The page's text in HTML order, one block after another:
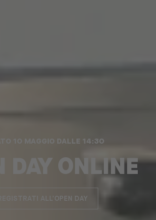
10 MAGGIO DALLE 14:30
DAY ONLINE
REGISTRATI ALL’OPEN DAY